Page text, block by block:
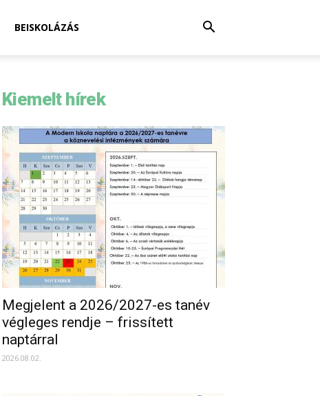
BEISKOLÁZÁS
Kiemelt hírek
Megjelent a 2026/2027-es tanév
végleges rendje – frissített
naptárral
2026.08.02.